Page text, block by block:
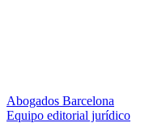
Abogados Barcelona
Equipo editorial jurídico